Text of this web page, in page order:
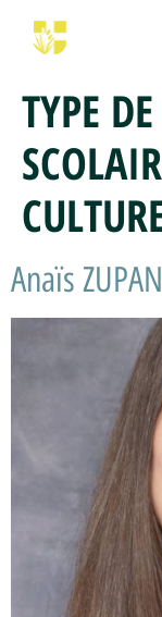
TYPE
Anaïs